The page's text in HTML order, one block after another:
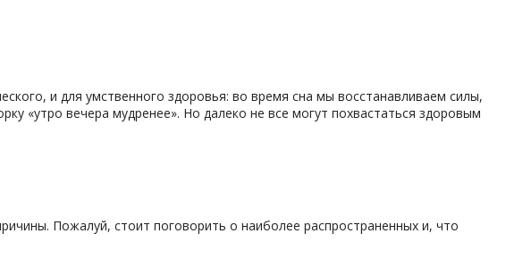
и для умственного здоровья: во время сна мы восстанавливаем силы,
«утро вечера мудренее». Но далеко не все могут похвастаться здоровым
Пожалуй, стоит поговорить о наиболее распространенных и, что